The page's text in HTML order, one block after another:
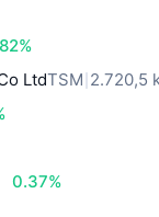
LtdTSM 2.720,5
0.37%